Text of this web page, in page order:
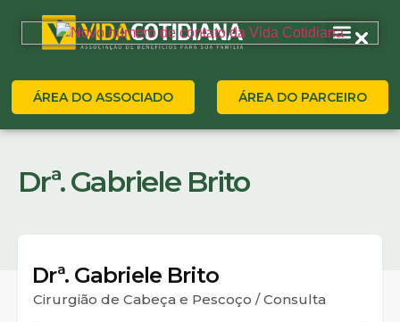
ÁREA DO ASSOCIADO ÁREA DO PARCEIRO
Drª. Gabriele Brito
Drª. Gabriele Brito
Cirurgião de Cabeça e Pescoço / Consulta